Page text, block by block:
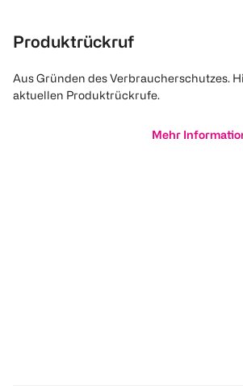
Produktrückruf
Aus Gründen des Verbraucherschutzes.
aktuellen Produktrückrufe.
Mehr